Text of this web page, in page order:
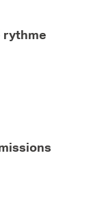
rythme